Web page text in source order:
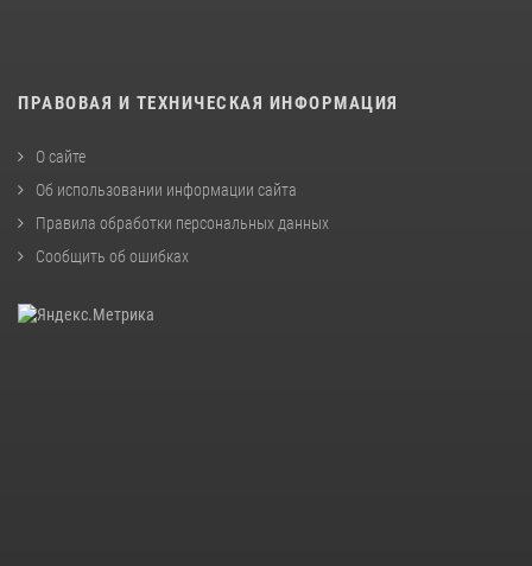
ПРАВОВАЯ И ТЕХНИЧЕСКАЯ ИНФОРМАЦИЯ
О сайте
Об использовании информации сайта
Правила обработки персональных данных
Сообщить об ошибках